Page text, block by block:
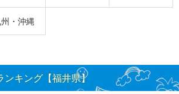
・沖縄
ンキング【福井県】